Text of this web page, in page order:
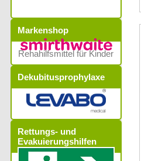
Markenshop
Rehahilfsmittel für Kinder
Dekubitusprophylaxe
Rettungs- und
Evakuierungshilfen